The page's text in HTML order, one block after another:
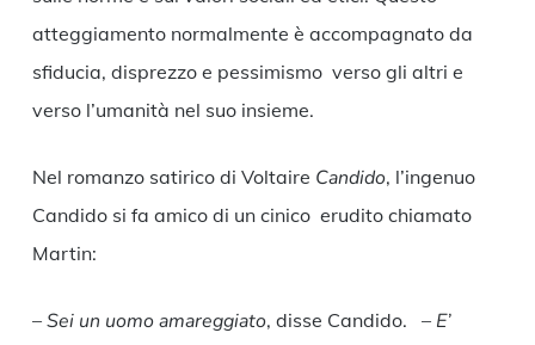
atteggiamento normalmente è accompagnato da
sfiducia, disprezzo e pessimismo verso gli altri e
verso l’umanità nel suo insieme.
Nel romanzo satirico di Voltaire Candido, l’ingenuo
Candido si fa amico di un cinico erudito chiamato
Martin:
– Sei un uomo amareggiato, disse Candido. – E’